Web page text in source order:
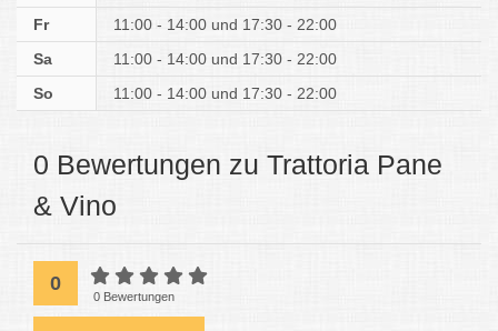
Fr
11:00 - 14:00
17:30 - 22:00
Sa
11:00 - 14:00
17:30 - 22:00
So
11:00 - 14:00 17:30 - 22:00
0 Bewertungen zu Trattoria Pane
& Vino
0
0 Bewertungen